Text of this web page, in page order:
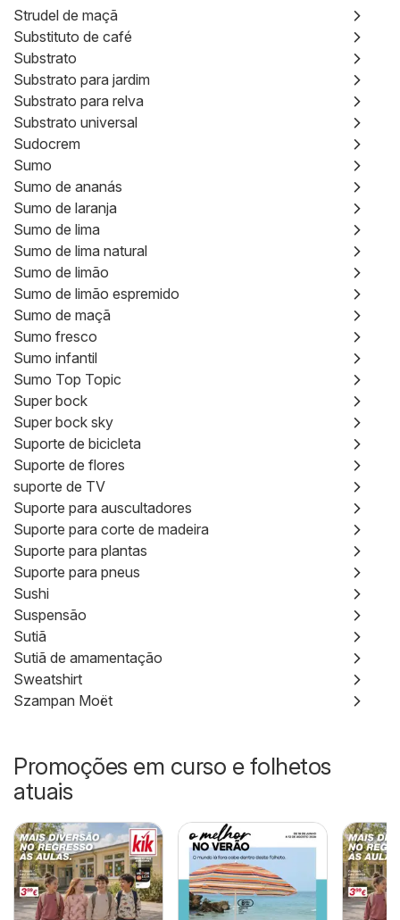
Strudel de maçã
Substituto de café
Substrato
Substrato para jardim
Substrato para relva
Substrato universal
Sudocrem
Sumo
Sumo de ananás
Sumo de laranja
Sumo de lima
Sumo de lima natural
Sumo de limão
Sumo de limão espremido
Sumo de maçã
Sumo fresco
Sumo infantil
Sumo Top Topic
Super bock
Super bock sky
Suporte de bicicleta
Suporte de flores
suporte de TV
Suporte para auscultadores
Suporte para corte de madeira
Suporte para plantas
Suporte para pneus
Sushi
Suspensão
Sutiã
Sutiã de amamentação
Sweatshirt
Szampan Moët
Promoções em curso e folhetos
atuais